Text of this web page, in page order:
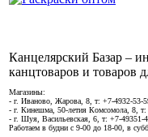
Канцелярский Базар –
канцтоваров и товаров
Магазины:
- г. Иваново, Жарова, 8, т: +7-4932-53-
- г. Кинешма, 50-летия Комсомола, 8, т:
- г. Шуя, Васильевская, 6, т: +7-49351-
Работаем в будни с 9-00 до 18-00, в